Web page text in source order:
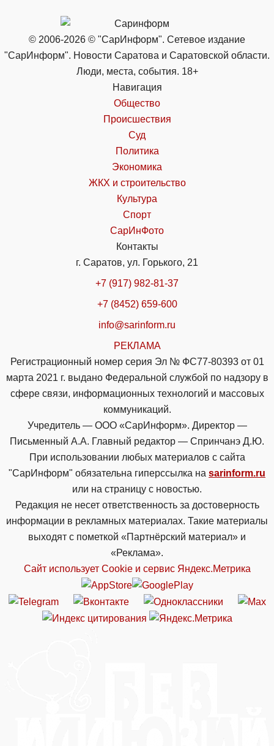
© 2006-2026 © "СарИнформ". Сетевое издание
"СарИнформ". Новости Саратова и Саратовской области.
Люди, места, события. 18+
Навигация
Общество
Происшествия
Суд
Политика
Экономика
ЖКХ и строительство
Культура
Спорт
СарИнФото
Контакты
г. Саратов, ул. Горького, 21
+7 (917) 982-81-37
+7 (8452) 659-600
info@sarinform.ru
РЕКЛАМА
Регистрационный номер серия Эл № ФС77-80393 от 01
марта 2021 г. выдано Федеральной службой по надзору в
сфере связи, информационных технологий и массовых
коммуникаций.
Учредитель — ООО «СарИнформ». Директор —
Письменный А.А. Главный редактор — Спринчанэ Д.Ю.
При использовании любых материалов с сайта
"СарИнформ" обязательна гиперссылка на sarinform.ru
или на страницу с новостью.
Редакция не несет ответственность за достоверность
информации в рекламных материалах. Такие материалы
выходят с пометкой «Партнёрский материал» и
«Реклама».
Сайт использует Cookie и сервиc Яндекс.Метрика